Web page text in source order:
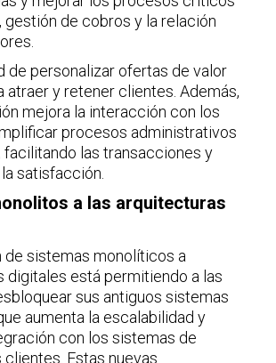
gestión de cobros y la relación
de personalizar ofertas de valor
atraer y retener clientes. Además,
mejora la interacción con los
procesos administrativos
facilitando las transacciones y
satisfacción.
a las arquitecturas
de sistemas monolíticos a
digitales está permitiendo a las
sus antiguos sistemas
aumenta la escalabilidad y
con los sistemas de
Estas nuevas